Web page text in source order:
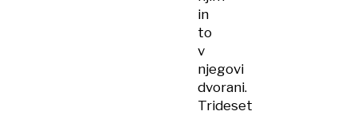
in
to
v
njegovi
dvorani.
Trideset